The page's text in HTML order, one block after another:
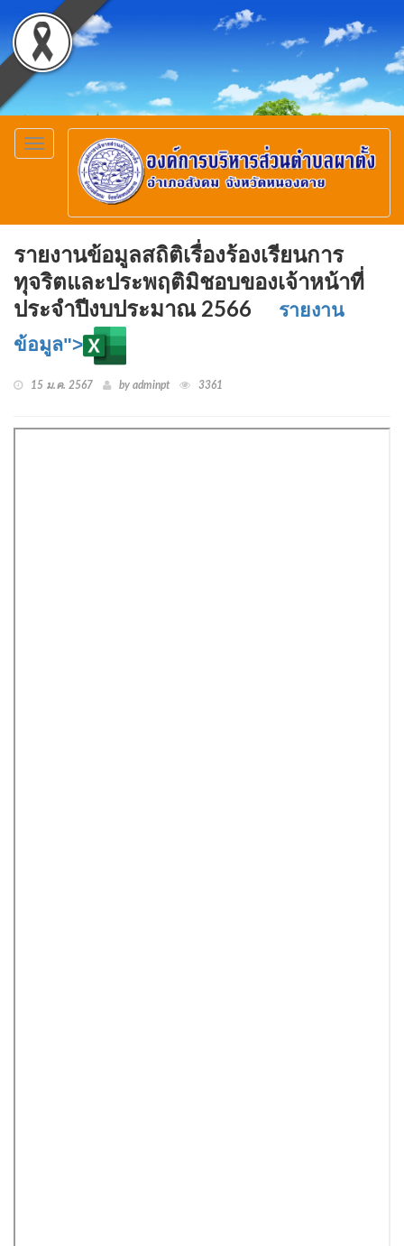
Toggle
navigation
รายงานข้อมูลสถิติเรื่องร้องเรียนการ
ทุจริตและประพฤติมิชอบของเจ้าหน้าที่
ประจำปีงบประมาณ 2566 รายงาน
ข้อมูล">
15 ม.ค. 2567 by adminpt 3361